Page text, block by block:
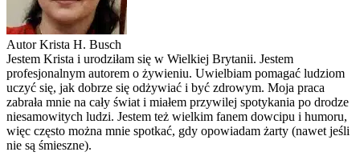
Autor Krista H. Busch
Jestem Krista i urodziłam się w Wielkiej Brytanii. Jestem
profesjonalnym autorem o żywieniu. Uwielbiam pomagać ludziom
uczyć się, jak dobrze się odżywiać i być zdrowym. Moja praca
zabrała mnie na cały świat i miałem przywilej spotykania po drodze
niesamowitych ludzi. Jestem też wielkim fanem dowcipu i humoru,
więc często można mnie spotkać, gdy opowiadam żarty (nawet jeśli
nie są śmieszne).